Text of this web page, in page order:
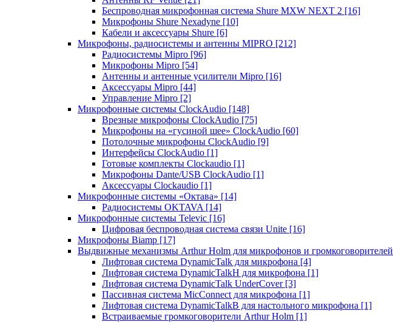
Беспроводная микрофонная система Shure MXW NEXT 2 [16]
Микрофоны Shure Nexadyne [10]
Кабели и аксессуары Shure [6]
Микрофоны, радиосистемы и антенны MIPRO [212]
Радиосистемы Mipro [96]
Микрофоны Mipro [54]
Антенны и антенные усилители Mipro [16]
Аксессуары Mipro [44]
Управление Mipro [2]
Микрофонные системы ClockAudio [148]
Врезные микрофоны ClockAudio [75]
Микрофоны на «гусиной шее» ClockAudio [60]
Потолочные микрофоны ClockAudio [9]
Интерфейсы ClockAudio [1]
Готовые комплекты Clockaudio [1]
Микрофоны Dante/USB ClockAudio [1]
Аксессуары Clockaudio [1]
Микрофонные системы «Октава» [14]
Радиосистемы OKTAVA [14]
Микрофонные системы Televic [16]
Цифровая беспроводная система связи Unite [16]
Микрофоны Biamp [17]
Выдвижные механизмы Arthur Holm для микрофонов и громкоговорителей
Лифтовая система DynamicTalk для микрофона [4]
Лифтовая система DynamicTalkH для микрофона [1]
Лифтовая система DynamicTalk UnderCover [3]
Пассивная система MicConnect для микрофона [1]
Лифтовая система DynamicTalkB для настольного микрофона [1]
Встраиваемые громкоговорители Arthur Holm [1]